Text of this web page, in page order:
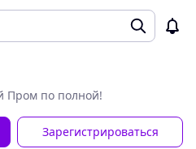
Пром по полной!
Зарегистрироваться